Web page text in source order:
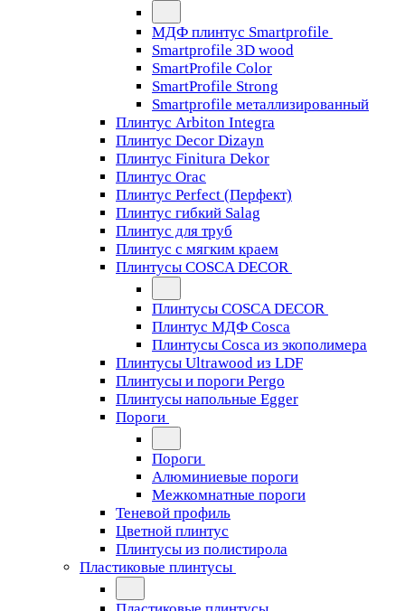
МДФ плинтус Smartprofile
Smartprofile 3D wood
SmartProfile Color
SmartProfile Strong
Smartprofile металлизированный
Плинтус Arbiton Integra
Плинтус Decor Dizayn
Плинтус Finitura Dekor
Плинтус Orac
Плинтус Perfect (Перфект)
Плинтус гибкий Salag
Плинтус для труб
Плинтус с мягким краем
Плинтусы COSCA DECOR
Плинтусы COSCA DECOR
Плинтус МДФ Cosca
Плинтусы Cosca из экополимера
Плинтусы Ultrawood из LDF
Плинтусы и пороги Pergo
Плинтусы напольные Egger
Пороги
Пороги
Алюминиевые пороги
Межкомнатные пороги
Теневой профиль
Цветной плинтус
Плинтусы из полистирола
Пластиковые плинтусы